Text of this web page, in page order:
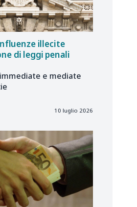
illecite
di leggi penali
e mediate
10 luglio 2026